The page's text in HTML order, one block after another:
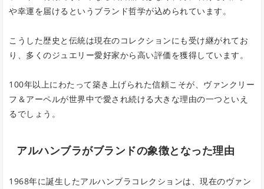
や幸運を届けるというブランド哲学が込められています。
こうした歴史と伝統は現在のコレクションにも受け継がれてお
り、多くのジュエリー愛好家から高い評価を獲得しています。
100年以上にわたって築き上げられた信頼こそが、ヴァンクリー
フ＆アーペルが世界中で愛され続ける大きな理由の一つといえ
るでしょう。
アルハンブラがブランドの象徴となった理由
1968年に誕生したアルハンブラコレクションは、現在のヴァン